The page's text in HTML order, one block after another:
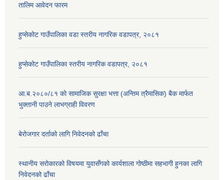
तालिम आवेदन फारम
हुप्सेकोट गाउँपालिका वडा स्तरीय नागरिक वडापत्र, २०८१
हुप्सेकोट गाउँपालिका स्तरीय नागरिक वडापत्र, २०८१
आ.ब.२०८०/८१ काे सामाजिक सुरक्षा भत्ता (अन्तिम त्रैमासिक) बैक मार्फत
भुक्तानी पाउने लाभग्राही विवरण
बेरोजगार दर्ताको लागि निवेदनको ढाँचा
स्थानीय सरोकारको विषयमा युवासँगको कार्यशाला गोष्ठीमा सहभागी हुनका लागि
निवेदनको ढाँचा